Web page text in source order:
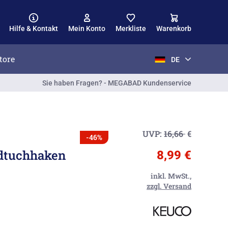
Hilfe & Kontakt Mein Konto Merkliste Warenkorb
DE
Sie haben Fragen? - MEGABAD Kundenservice
-46% UVP: 16,66€
8,99 €
inkl. MwSt.,
zzgl. Versand